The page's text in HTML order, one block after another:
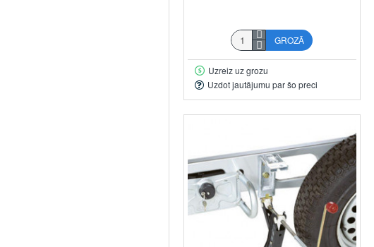
GROZĀ
Uzreiz uz grozu
Uzdot jautājumu par šo preci